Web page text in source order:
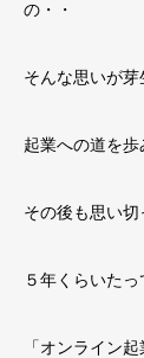
の・・
そんな思いが芽
起業への道を歩
その後も思い切
５年くらいた
「オンライン起